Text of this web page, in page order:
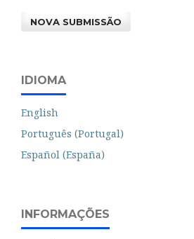
NOVA SUBMISSÃO
IDIOMA
English
Português (Portugal)
Español (España)
INFORMAÇÕES